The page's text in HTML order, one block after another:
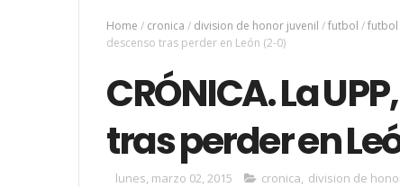
Home / cronica / division de honor juvenil /futbol /futbol
descenso tras perder en León (2-0)
CRÓNICA. La
tras perder en
lunes, marzo 02, 2015 cronica, division de